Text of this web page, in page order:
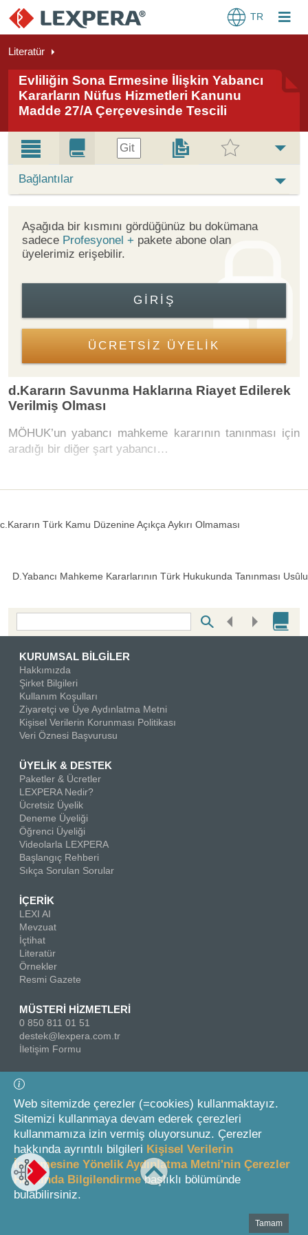
TR
Literatür
Evliliğin Sona Ermesine İlişkin Yabancı
Kararların Nüfus Hizmetleri Kanunu
Madde 27/A Çerçevesinde Tescili
Git
Bağlantılar
Aşağıda bir kısmını gördüğünüz bu dokümana
sadece Profesyonel + pakete abone olan
üyelerimiz erişebilir.
GIRIŞ
ÜCRETSİZ ÜYELİK
d.Kararın Savunma Haklarına Riayet Edilerek
Verilmiş Olması
MÖHUK’un yabancı mahkeme kararının tanınması için
aradığı bir diğer şart yabancı…
c.Kararın Türk Kamu Düzenine Açıkça Aykırı Olmaması
D.Yabancı Mahkeme Kararlarının Türk Hukukunda Tanınması Usûlu
Bottom Search Toolbar Highlight Text
KURUMSAL BİLGİLER
Hakkımızda
Şirket Bilgileri
Kullanım Koşulları
Ziyaretçi ve Üye Aydınlatma Metni
Kişisel Verilerin Korunması Politikası
Veri Öznesi Başvurusu
ÜYELİK & DESTEK
Paketler & Ücretler
LEXPERA Nedir?
Ücretsiz Üyelik
Deneme Üyeliği
Öğrenci Üyeliği
Videolarla LEXPERA
Başlangıç Rehberi
Sıkça Sorulan Sorular
İÇERİK
LEXI AI
Mevzuat
İçtihat
Literatür
Örnekler
Resmi Gazete
MÜSTERİ HİZMETLERİ
0 850 811 01 51
destek@lexpera.com.tr
İletişim Formu
Bizi Takip Edin
© 2026 On İki Levha Yayıncılık A.Ş.
Web sitemizde çerezler (=cookies) kullanmaktayız.
Sitemizi kullanmaya devam ederek çerezleri
kullanmamıza izin vermiş oluyorsunuz. Çerezler
hakkında ayrıntılı bilgileri Kişisel Verilerin
İşlenmesine Yönelik Aydınlatma Metni'nin Çerezler
Hakkında Bilgilendirmebaşlıklı bölümünde
bulabilirsiniz.
Tamam